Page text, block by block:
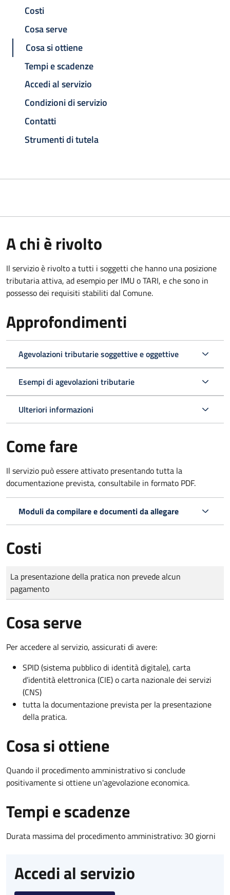
Costi
Cosa serve
Cosa si ottiene
Tempi e scadenze
Accedi al servizio
Condizioni di servizio
Contatti
Strumenti di tutela
A chi è rivolto
Il servizio è rivolto a tutti i soggetti che hanno una posizione
tributaria attiva, ad esempio per IMU o TARI, e che sono in
possesso dei requisiti stabiliti dal Comune.
Approfondimenti
Agevolazioni tributarie soggettive e oggettive
Esempi di agevolazioni tributarie
Ulteriori informazioni
Come fare
Il servizio può essere attivato presentando tutta la
documentazione prevista, consultabile in formato PDF.
Moduli da compilare e documenti da allegare
Costi
Tipo di pagamento
Importo
La presentazione della pratica non prevede alcun
pagamento
Cosa serve
Per accedere al servizio, assicurati di avere:
SPID (sistema pubblico di identità digitale), carta
d’identità elettronica (CIE) o carta nazionale dei servizi
(CNS)
tutta la documentazione prevista per la presentazione
della pratica.
Cosa si ottiene
Quando il procedimento amministrativo si conclude
positivamente si ottiene un'agevolazione economica.
Tempi e scadenze
Durata massima del procedimento amministrativo: 30 giorni
Accedi al servizio